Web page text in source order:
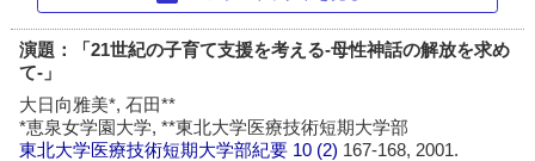
演題：「21世紀の子育て支援を考える‐母性神話の解放を求め
て‐」
大日向雅美*, 石田**
*恵泉女学園大学, **東北大学医療技術短期大学部
東北大学医療技術短期大学部紀要 10 (2) 167-168, 2001.